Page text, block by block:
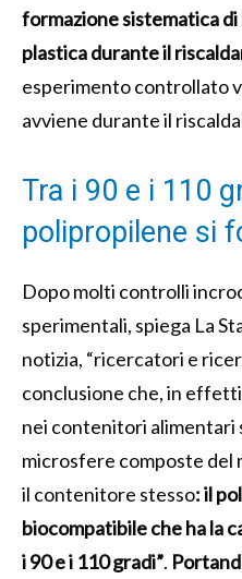
formazione sistematica
plastica durante il
esperimento controllato
avviene durante il
Tra i 90 e i 110
polipropilene si
Dopo molti controlli
sperimentali, spiega La
notizia, “ricercatori e
conclusione che, in
nei contenitori alimentari
microsfere composte del
il contenitore stesso: il
biocompatibile che ha la
i 90 e i 110 gradi”.